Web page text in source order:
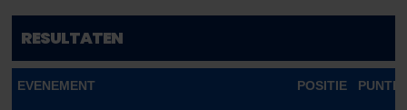
RESULTATEN
EVENEMENT POSITIE